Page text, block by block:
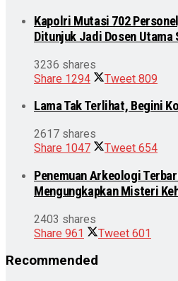
Kapolri Mutasi 702
Ditunjuk Jadi Dosen Utama
3236 shares
Share 1294 Tweet 809
Lama Tak Terlihat, Begini
2617 shares
Share 1047 Tweet 654
Penemuan Arkeologi
Mengungkapkan Misteri
2403 shares
Share 961 Tweet 601
Recommended